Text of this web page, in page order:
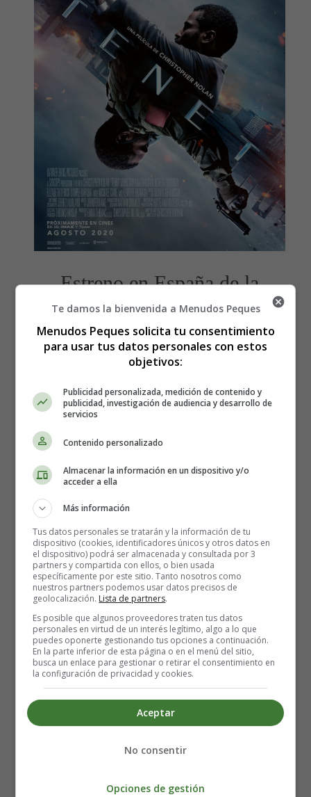
Estreno en España de la
película, Tenet - Sinopsis y
tráiler
Dirección: Christopher Nolan
Actores: Robert Pattinson, Kenneth Branagh, Michael
Caine, Clémence Poésy, Elizabeth Debicki, Aaron
Taylor-Johnson y John David Washington
Nacionalidad: Reino Unido, Estados Unidos.
Año: 2020
Fecha de estreno: 26-08-2020
Guión: Christopher Nolan.
Te damos la bienvenida a Menudos Peques
Menudos Peques solicita tu consentimiento
para usar tus datos personales con estos
objetivos:
Publicidad personalizada, medición de contenido y
publicidad, investigación de audiencia y desarrollo de
servicios
Contenido personalizado
Almacenar la información en un dispositivo y/o
acceder a ella
Más información
Tus datos personales se tratarán y la información de tu
dispositivo (cookies, identificadores únicos y otros datos en
el dispositivo) podrá ser almacenada y consultada por 3
partners y compartida con ellos, o bien usada
específicamente por este sitio. Tanto nosotros como
nuestros partners podemos usar datos precisos de
geolocalización. Lista de partners.
Es posible que algunos proveedores traten tus datos
personales en virtud de un interés legítimo, algo a lo que
puedes oponerte gestionando tus opciones a continuación.
En la parte inferior de esta página o en el menú del sitio,
busca un enlace para gestionar o retirar el consentimiento en
la configuración de privacidad y cookies.
Aceptar
No consentir
Opciones de gestión